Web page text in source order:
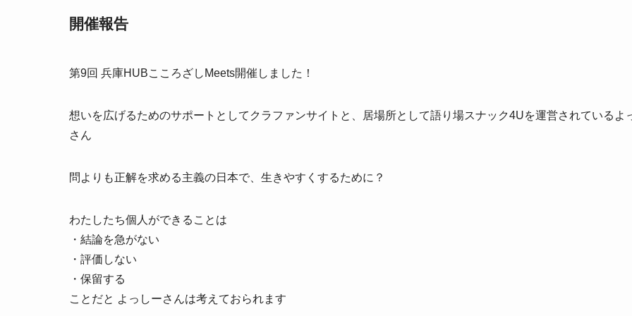
開催報告
第9回 兵庫HUBこころざしMeets開催しました！
想いを広げるためのサポートとしてクラファンサイトと、居場所として語り場スナック4Uを運営されているよ
さん
問よりも正解を求める主義の日本で、生きやすくするために？
わたしたち個人ができることは
・結論を急がない
・評価しない
・保留する
ことだと よっしーさんは考えておられます